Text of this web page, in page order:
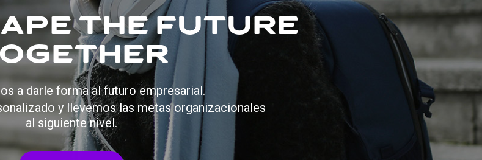
THE FUTURE
a darle forma al futuro empresarial.
y llevemos las metas organizacionales
al siguiente nivel.